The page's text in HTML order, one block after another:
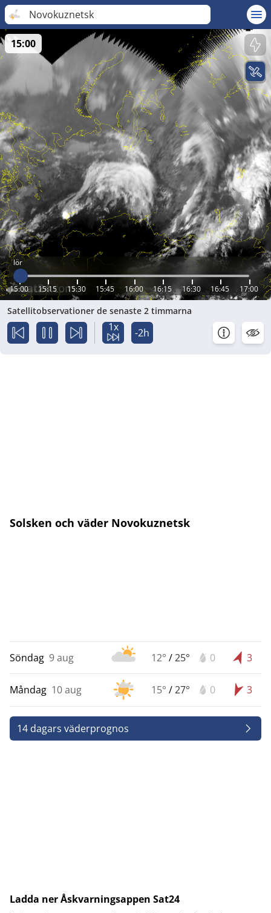
Novokuznetsk
lör
15:00 15:15 15:30 15:45 16:00 16:15 16:30 16:45 17:00
15:00
Satellitobservationer de senaste 2 timmarna
1x -2h
Solsken och väder Novokuznetsk
Söndag 9 aug 12° /25° 0 3
Måndag 10 aug 15° /27° 0 3
14 dagars väderprognos
Ladda ner Åskvarningsappen Sat24